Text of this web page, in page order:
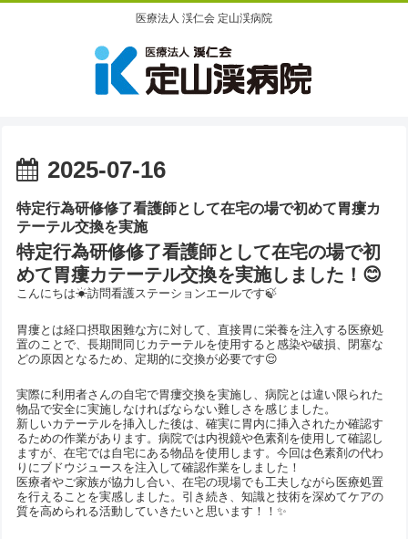
医療法人 渓仁会 定山渓病院
2025-07-16
特定行為研修修了看護師として在宅の場で初めて胃瘻カ
テーテル交換を実施
特定行為研修修了看護師として在宅の場で初
めて胃瘻カテーテル交換を実施しました！😊
こんにちは☀訪問看護ステーションエールです🍃
胃瘻とは経口摂取困難な方に対して、直接胃に栄養を注入する医療処
置のことで、長期間同じカテーテルを使用すると感染や破損、閉塞な
どの原因となるため、定期的に交換が必要です😌
実際に利用者さんの自宅で胃瘻交換を実施し、病院とは違い限られた
物品で安全に実施しなければならない難しさを感じました。
新しいカテーテルを挿入した後は、確実に胃内に挿入されたか確認す
るための作業があります。病院では内視鏡や色素剤を使用して確認し
ますが、在宅では自宅にある物品を使用します。今回は色素剤の代わ
りにブドウジュースを注入して確認作業をしました！
医療者やご家族が協力し合い、在宅の現場でも工夫しながら医療処置
を行えることを実感しました。引き続き、知識と技術を深めてケアの
質を高められる活動していきたいと思います！！✨